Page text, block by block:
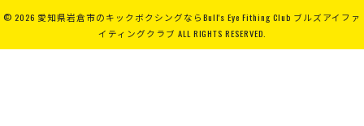
© 2026 愛知県岩倉市のキックボクシングならBull's Eye Fithing Club ブルズアイファ
イティングクラブ ALL RIGHTS RESERVED.